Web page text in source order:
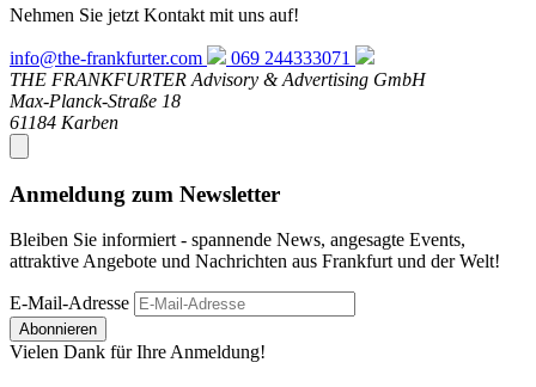
Nehmen Sie jetzt Kontakt mit uns auf!
info@the-frankfurter.com
069 244333071
THE FRANKFURTER Advisory & Advertising GmbH
Max-Planck-Straße 18
61184 Karben
Anmeldung zum Newsletter
Bleiben Sie informiert - spannende News, angesagte Events,
attraktive Angebote und Nachrichten aus Frankfurt und der Welt!
E-Mail-Adresse
Abonnieren
Vielen Dank für Ihre Anmeldung!